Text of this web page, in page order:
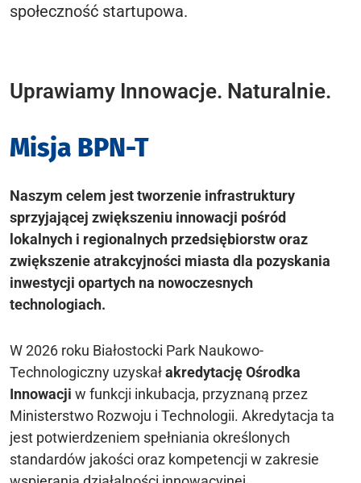
społeczność startupowa.
Uprawiamy Innowacje. Naturalnie.
Misja BPN-T
Naszym celem jest tworzenie infrastruktury
sprzyjającej zwiększeniu innowacji pośród
lokalnych i regionalnych przedsiębiorstw oraz
zwiększenie atrakcyjności miasta dla pozyskania
inwestycji opartych na nowoczesnych
technologiach.
W 2026 roku Białostocki Park Naukowo-
Technologiczny uzyskałakredytację Ośrodka
Innowacji w funkcji inkubacja, przyznaną przez
Ministerstwo Rozwoju i Technologii. Akredytacja ta
jest potwierdzeniem spełniania określonych
standardów jakości oraz kompetencji w zakresie